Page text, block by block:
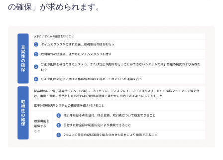
の確保」が求められます。